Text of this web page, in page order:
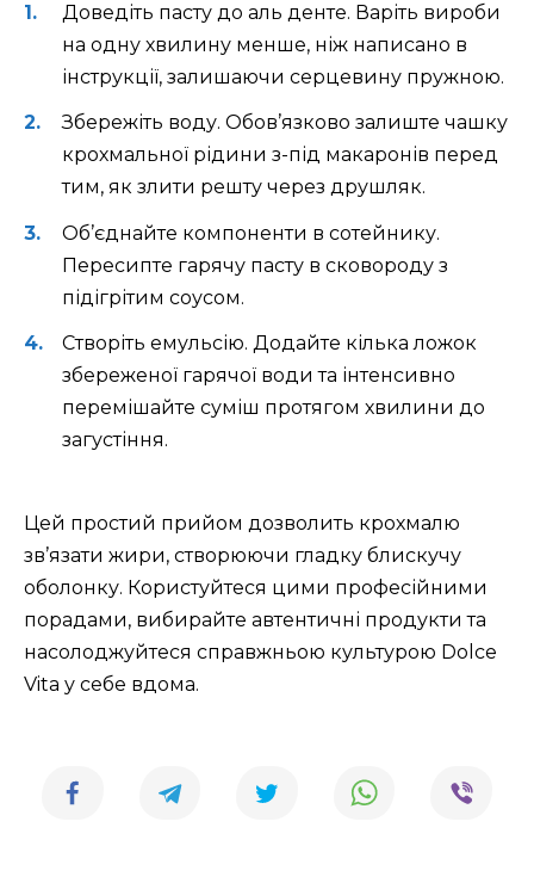
Доведіть пасту до аль денте. Варіть вироби
на одну хвилину менше, ніж написано в
інструкції, залишаючи серцевину пружною.
Збережіть воду. Обов’язково залиште чашку
крохмальної рідини з-під макаронів перед
тим, як злити решту через друшляк.
Об’єднайте компоненти в сотейнику.
Пересипте гарячу пасту в сковороду з
підігрітим соусом.
Створіть емульсію. Додайте кілька ложок
збереженої гарячої води та інтенсивно
перемішайте суміш протягом хвилини до
загустіння.
Цей простий прийом дозволить крохмалю
зв’язати жири, створюючи гладку блискучу
оболонку. Користуйтеся цими професійними
порадами, вибирайте автентичні продукти та
насолоджуйтеся справжньою культурою Dolce
Vita у себе вдома.